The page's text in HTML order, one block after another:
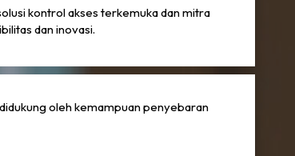
kontrol akses terkemuka dan mitra
dan inovasi.
oleh kemampuan penyebaran